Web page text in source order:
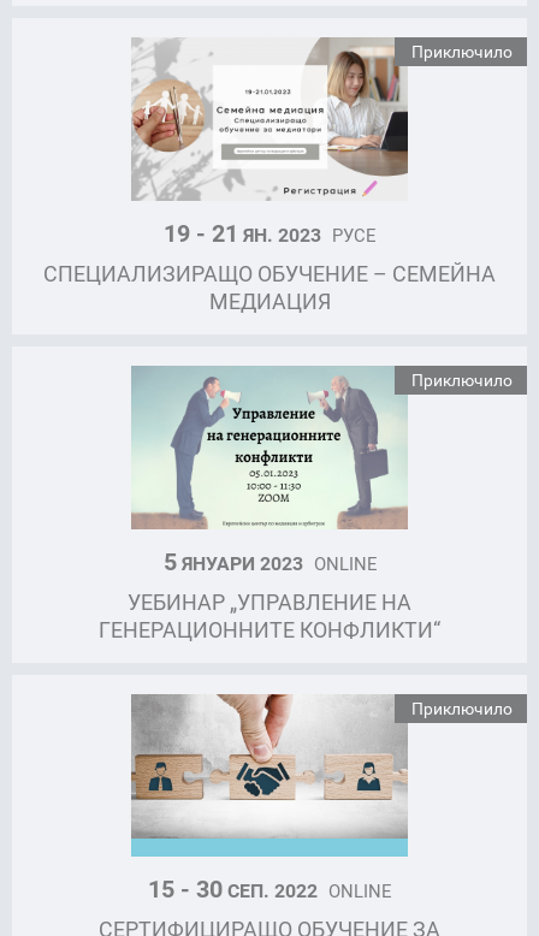
Приключило
19 - 21 ЯН. 2023 РУСЕ
СПEЦИАЛИЗИРАЩО ОБУЧЕНИЕ – СЕМЕЙНА
МЕДИАЦИЯ
Приключило
5ЯНУАРИ 2023 ONLINE
УЕБИНАР „УПРАВЛЕНИЕ НА
ГЕНЕРАЦИОННИТЕ КОНФЛИКТИ“
Приключило
15 - 30СЕП. 2022 ONLINE
СЕРТИФИЦИРАЩО ОБУЧЕНИЕ ЗА